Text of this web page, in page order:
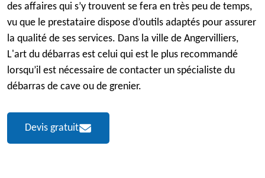
des affaires qui s’y trouvent se fera en très peu de temps,
vu que le prestataire dispose d’outils adaptés pour assurer
la qualité de ses services. Dans la ville de Angervilliers,
L'art du débarras est celui qui est le plus recommandé
lorsqu’il est nécessaire de contacter un spécialiste du
débarras de cave ou de grenier.
Devis gratuit